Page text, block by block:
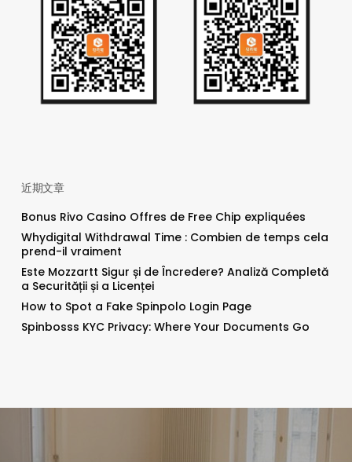
近期文章
Bonus Rivo Casino Offres de Free Chip expliquées
Whydigital Withdrawal Time : Combien de temps cela
prend-il vraiment
Este Mozzartt Sigur și de Încredere? Analiză Completă
a Securității și a Licenței
How to Spot a Fake Spinpolo Login Page
Spinbosss KYC Privacy: Where Your Documents Go